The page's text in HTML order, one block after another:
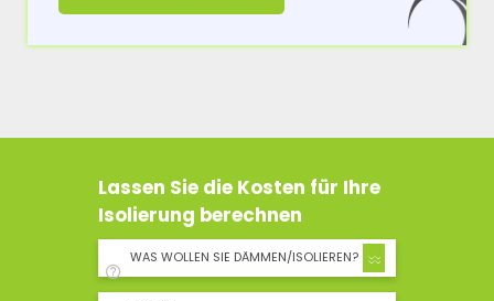
Lassen Sie die Kosten für Ihre
Isolierung berechnen
WAS WOLLEN SIE DÄMMEN/ISOLIEREN?